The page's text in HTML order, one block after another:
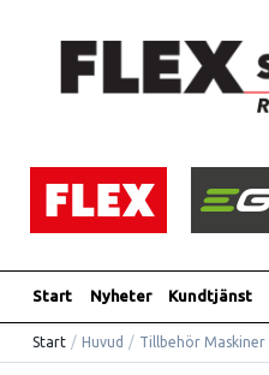
Start Nyheter Kundtjänst
Start / Huvud / Tillbehör Maskiner